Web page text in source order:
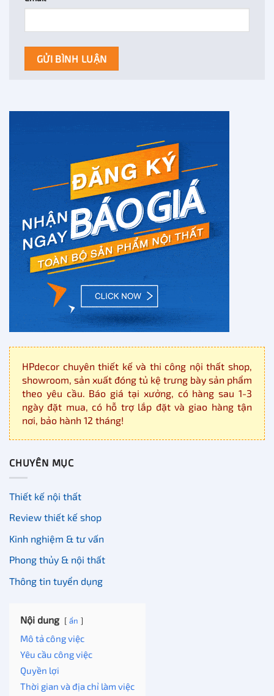
HPdecor chuyên thiết kế và thi công nội thất shop,
showroom, sản xuất đóng tủ kệ trưng bày sản phẩm
theo yêu cầu. Báo giá tại xưởng, có hàng sau 1-3
ngày đặt mua, có hỗ trợ lắp đặt và giao hàng tận
nơi, bảo hành 12 tháng!
CHUYÊN MỤC
Thiết kế nội thất
Review thiết kế shop
Kinh nghiệm & tư vấn
Phong thủy & nội thất
Thông tin tuyển dụng
Nội dung ẩn
Mô tả công việc
Yêu cầu công việc
Quyền lợi
Thời gian và địa chỉ làm việc